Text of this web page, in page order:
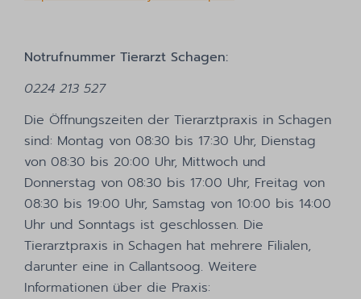
Notrufnummer Tierarzt Schagen:
0224 213 527
Die Öffnungszeiten der Tierarztpraxis in Schagen
sind: Montag von 08:30 bis 17:30 Uhr, Dienstag
von 08:30 bis 20:00 Uhr, Mittwoch und
Donnerstag von 08:30 bis 17:00 Uhr, Freitag von
08:30 bis 19:00 Uhr, Samstag von 10:00 bis 14:00
Uhr und Sonntags ist geschlossen. Die
Tierarztpraxis in Schagen hat mehrere Filialen,
darunter eine in Callantsoog. Weitere
Informationen über die Praxis: